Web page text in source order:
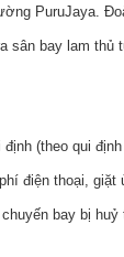
PuruJaya.
sân bay lam thủ
(theo qui
điện thoại,
chuyến bay bị